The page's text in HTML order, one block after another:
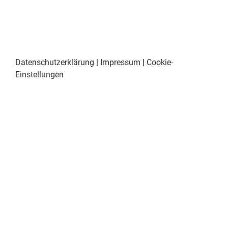
Datenschutzerklärung | Impressum | Cookie-
Einstellungen